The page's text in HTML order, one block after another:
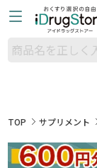
TOP
サプリメント